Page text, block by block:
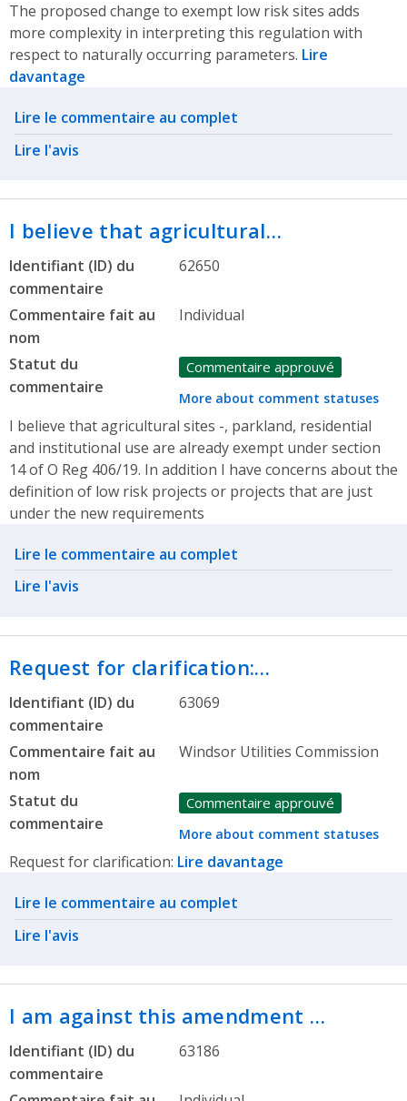
The proposed change to exempt low risk sites adds
more complexity in interpreting this regulation with
respect to naturally occurring parameters. Lire
davantage
Related actions
Lire le commentaire au complet
Lire l'avis
I believe that agricultural…
Identifiant (ID) du
commentaire
62650
Commentaire fait au
nom
Individual
Statut du
commentaire
Commentaire approuvé
More about comment statuses
I believe that agricultural sites -, parkland, residential
and institutional use are already exempt under section
14 of O Reg 406/19. In addition I have concerns about the
definition of low risk projects or projects that are just
under the new requirements
Related actions
Lire le commentaire au complet
Lire l'avis
Request for clarification:…
Identifiant (ID) du
commentaire
63069
Commentaire fait au
nom
Windsor Utilities Commission
Statut du
commentaire
Commentaire approuvé
More about comment statuses
Request for clarification: Lire davantage
Related actions
Lire le commentaire au complet
Lire l'avis
I am against this amendment …
Identifiant (ID) du
commentaire
63186